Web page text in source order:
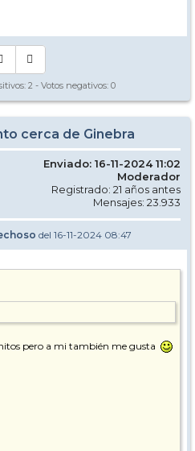
2 - Votos negativos: 0
cerca de Ginebra
Enviado: 16-11-2024 11:02
Moderador
Registrado: 21 años antes
Mensajes: 23.933
del 16-11-2024 08:47
pero a mi también me gusta